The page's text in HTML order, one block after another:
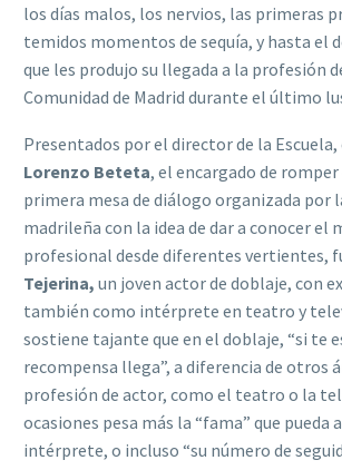
los días malos, los nervios, las primeras
temidos momentos de sequía, y hasta el
que les produjo su llegada a la profesión
Comunidad de Madrid durante el último
Presentados por el director de la
Lorenzo Beteta, el encargado de
primera mesa de diálogo organizada por
madrileña con la idea de dar a conocer el
profesional desde diferentes vertientes,
Tejerina, un joven actor de doblaje, con
también como intérprete en teatro y
sostiene tajante que en el doblaje, “si te
recompensa llega”, a diferencia de otros
profesión de actor, como el teatro o la
ocasiones pesa más la “fama” que pueda
intérprete, o incluso “su número de